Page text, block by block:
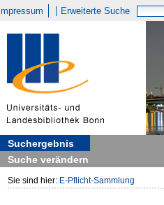
Impressum Erweiterte Suche
Suchergebnis
Suche verändern
Sie sind hier: E-Pflicht-Sammlung